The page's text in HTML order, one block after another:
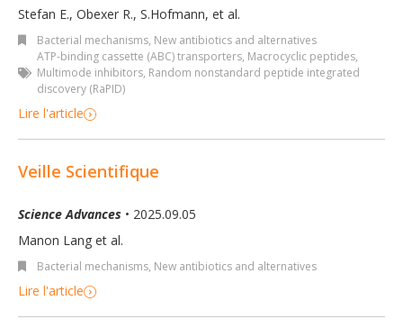
Stefan E., Obexer R., S.Hofmann, et al.
Bacterial mechanisms, New antibiotics and alternatives
ATP-binding cassette (ABC) transporters, Macrocyclic peptides,
Multimode inhibitors, Random nonstandard peptide integrated
discovery (RaPID)
Lire l'article
Veille Scientifique
Science Advances • 2025.09.05
Manon Lang et al.
Bacterial mechanisms, New antibiotics and alternatives
Lire l'article